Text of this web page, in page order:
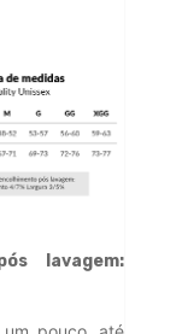
lavagem: